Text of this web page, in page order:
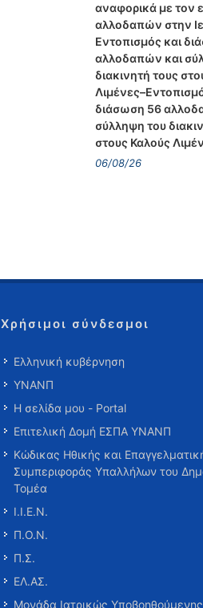
αναφορικά με τον
αλλοδαπών στην
Εντοπισμός και
αλλοδαπών και
διακινητή τους
διάσωση 56
σύλληψη του
στους Καλούς
06/08/26
Χρήσιμοι σύνδεσμοι
Ελληνική κυβέρνηση
ΥΝΑΝΠ
Η σελίδα μου - Portal
Επιτελική Δομή ΕΣΠΑ ΥΝΑΝΠ
Κώδικας Ηθικής και
Συμπεριφοράς Υπαλλήλων του
Τομέα
Ι.Ι.Ε.Ν.
Π.Ο.Ν.
Π.Σ.
ΕΛ.ΑΣ.
Μονάδα Ιατρικώς Υποβοηθούμενης